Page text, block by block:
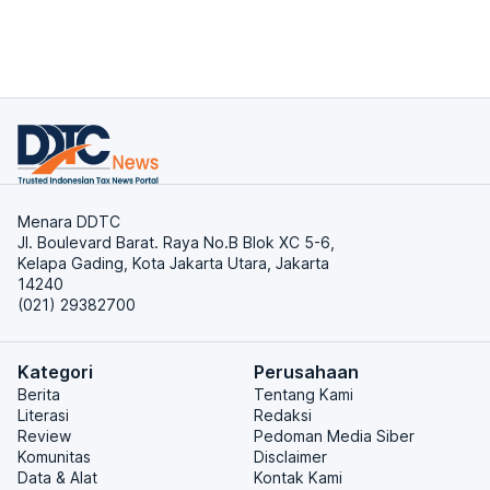
Menara DDTC
Jl. Boulevard Barat. Raya No.B Blok XC 5-6,
Kelapa Gading, Kota Jakarta Utara, Jakarta
14240
(021) 29382700
Kategori
Berita
Literasi
Review
Komunitas
Data & Alat
Perusahaan
Tentang Kami
Redaksi
Pedoman Media Siber
Disclaimer
Kontak Kami